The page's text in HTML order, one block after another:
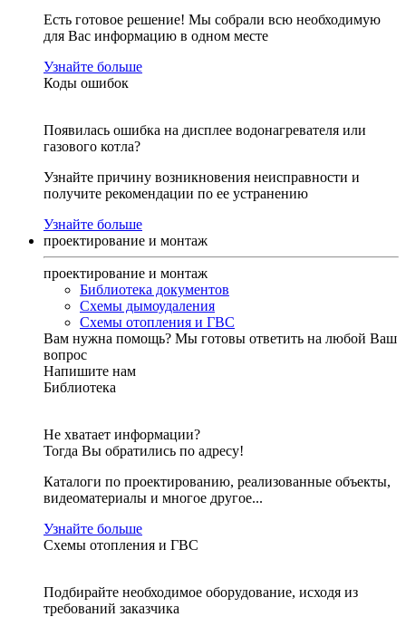
Есть готовое решение! Мы собрали всю необходимую
для Вас информацию в одном месте
Узнайте больше
Коды ошибок
Появилась ошибка на дисплее водонагревателя или
газового котла?
Узнайте причину возникновения неисправности и
получите рекомендации по ее устранению
Узнайте больше
проектирование и монтаж
проектирование и монтаж
Библиотека документов
Схемы дымоудаления
Схемы отопления и ГВС
Вам нужна помощь? Мы готовы ответить на любой Ваш
вопрос
Напишите нам
Библиотека
Не хватает информации?
Тогда Вы обратились по адресу!
Каталоги по проектированию, реализованные объекты,
видеоматериалы и многое другое...
Узнайте больше
Схемы отопления и ГВС
Подбирайте необходимое оборудование, исходя из
требований заказчика